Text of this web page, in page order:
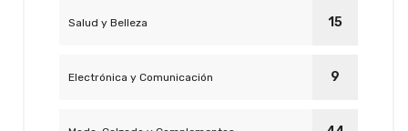
Salud y Belleza 15
Electrónica y Comunicación 9